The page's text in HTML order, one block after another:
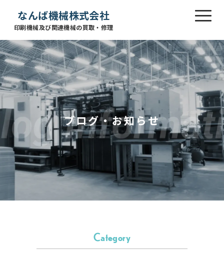
なんば機械株式会社
印刷機械及び関連機械の買取・修理
ブログ・お知らせ
Category